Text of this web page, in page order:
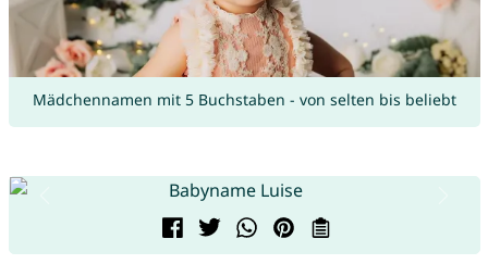
Mädchennamen mit 5 Buchstaben - von selten bis beliebt